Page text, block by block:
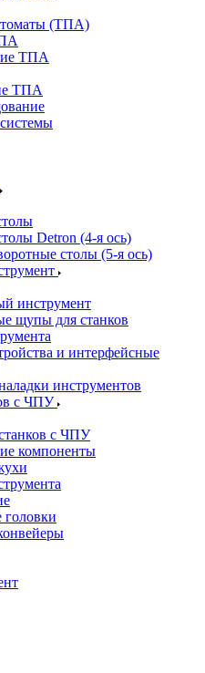
(ТПА)
ТПА
ТПА
Detron (4-я ось)
столы (5-я ось)
инструмент
щупы для станков
и интерфейсные
инструментов
с ЧПУ
с ЧПУ
компоненты
головки